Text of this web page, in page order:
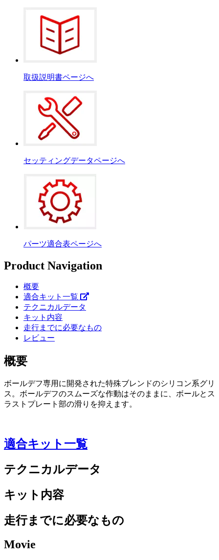
取扱説明書ページへ
セッティングデータページへ
パーツ適合表ページへ
Product Navigation
概要
適合キット一覧
テクニカルデータ
キット内容
走行までに必要なもの
レビュー
概要
ボールデフ専用に開発された特殊ブレンドのシリコン系グリ
ス。ボールデフのスムーズな作動はそのままに、ボールとス
ラストプレート部の滑りを抑えます。
適合キット一覧
テクニカルデータ
キット内容
走行までに必要なもの
Movie